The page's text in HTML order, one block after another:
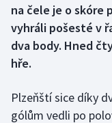
Dostihy
Florbal
Golf
na čele je o skóre
vyhráli pošesté v
dva body. Hned
hře.
Plzeňští sice díky
gólům vedli po